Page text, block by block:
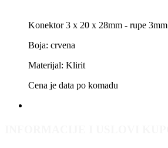
Konektor 3 x 20 x 28mm - rupe 3mm
Boja: crvena
Materijal: Klirit
Cena je data po komadu